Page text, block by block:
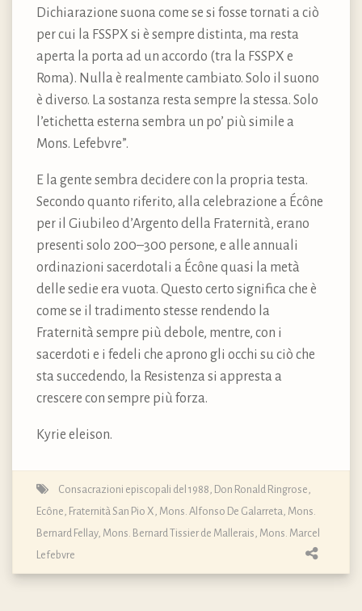
Dichiarazione suona come se si fosse tornati a ciò
per cui la FSSPX si è sempre distinta, ma resta
aperta la porta ad un accordo (tra la FSSPX e
Roma). Nulla è realmente cambiato. Solo il suono
è diverso. La sostanza resta sempre la stessa. Solo
l’etichetta esterna sembra un po’ più simile a
Mons. Lefebvre”.
E la gente sembra decidere con la propria testa.
Secondo quanto riferito, alla celebrazione a Écône
per il Giubileo d’Argento della Fraternità, erano
presenti solo 200–300 persone, e alle annuali
ordinazioni sacerdotali a Écône quasi la metà
delle sedie era vuota. Questo certo significa che è
come se il tradimento stesse rendendo la
Fraternità sempre più debole, mentre, con i
sacerdoti e i fedeli che aprono gli occhi su ciò che
sta succedendo, la Resistenza si appresta a
crescere con sempre più forza.
Kyrie eleison.
Consacrazioni episcopali del 1988 Don Ronald Ringrose
Ecône Fraternità San Pio X Mons. Alfonso De Galarreta Mons.
Bernard Fellay, Mons. Bernard Tissier de Mallerais Mons. Marcel
Lefebvre